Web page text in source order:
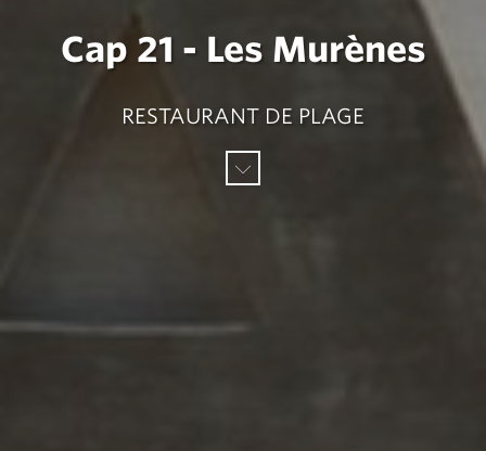
Cap 21 - Les Murènes
RESTAURANT DE PLAGE